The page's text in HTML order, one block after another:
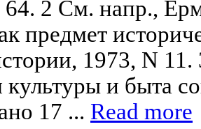
2 См. напр.,
предмет
1973, N 11.
и быта
17 ... Read more